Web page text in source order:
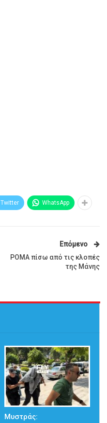
Twitter WhatsApp
Επόμενο
ΡΟΜΑ πίσω από τις κλοπές
της Μάνης
Μυστράς: